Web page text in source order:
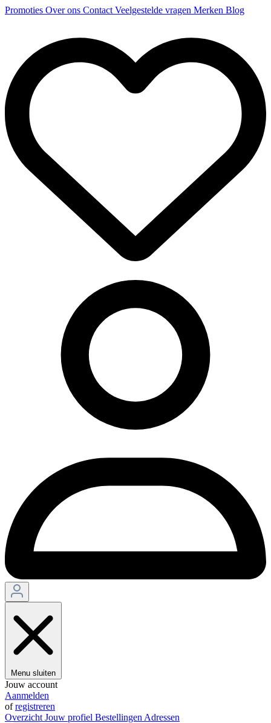
Promoties Over ons Contact Veelgestelde vragen Merken Blog
Menu sluiten
Jouw account
Aanmelden
ofregistreren
Overzicht Jouw profiel Bestellingen Adressen